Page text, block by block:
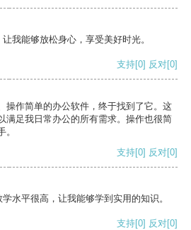
我能够放松身心，享受美好时光。
支持[0] 反对[0]
操作简单的办公软件，终于找到了它。这
满足我日常办公的所有需求。操作也很简
支持[0] 反对[0]
水平很高，让我能够学到实用的知识。
支持[0] 反对[0]